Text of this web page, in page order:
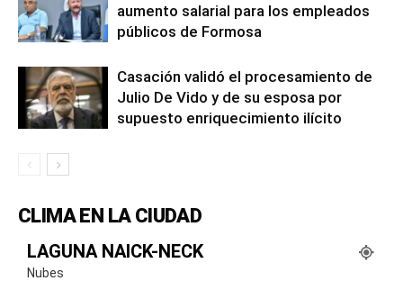
aumento salarial para los empleados
públicos de Formosa
Casación validó el procesamiento de
Julio De Vido y de su esposa por
supuesto enriquecimiento ilícito
CLIMA EN LA CIUDAD
LAGUNA NAICK-NECK
Nubes